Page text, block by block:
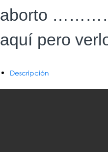
aborto
aquí pero
Descripción